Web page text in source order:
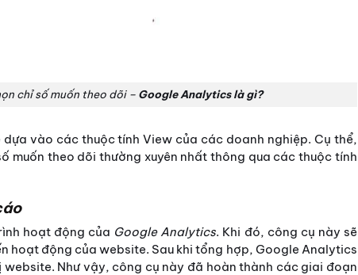
chỉ số muốn theo dõi – Google Analytics là gì?
dựa vào các thuộc tính View của các doanh nghiệp. Cụ thể,
muốn theo dõi thường xuyên nhất thông qua các thuộc tính
hoạt động của Google Analytics. Khi đó, công cụ này sẽ
hoạt động của website. Sau khi tổng hợp, Google Analytics
Như vậy, công cụ này đã hoàn thành các giai đoạn